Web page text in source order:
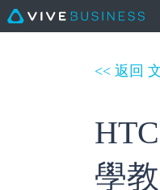
<< 返回
學